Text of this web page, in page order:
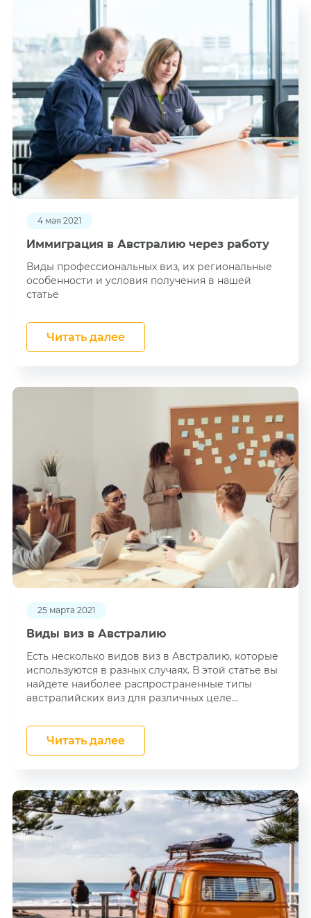
4 мая 2021
Иммиграция в Австралию через работу
Виды профессиональных виз, их региональные
особенности и условия получения в нашей
статье
Читать далее
25 марта 2021
Виды виз в Австралию
Есть несколько видов виз в Австралию, которые
используются в разных случаях. В этой статье вы
найдете наиболее распространенные типы
австралийских виз для различных целе...
Читать далее